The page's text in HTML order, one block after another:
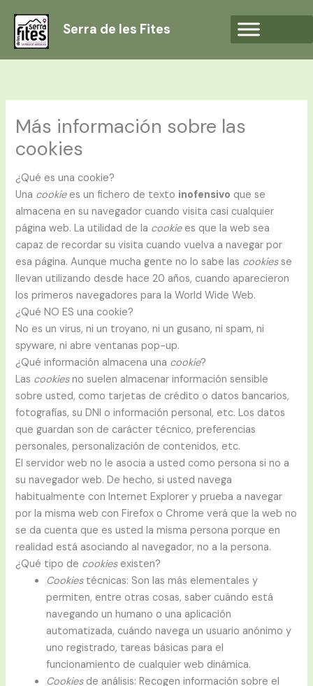
contingut
Serra de les Fites
Más información sobre las
cookies
¿Qué es una cookie?
Una cookiees un fichero de texto inofensivo que se
almacena en su navegador cuando visita casi cualquier
página web. La utilidad de la cookiees que la web sea
capaz de recordar su visita cuando vuelva a navegar por
esa página. Aunque mucha gente no lo sabe las cookiesse
llevan utilizando desde hace 20 años, cuando aparecieron
los primeros navegadores para la World Wide Web.
¿Qué NO ES una cookie?
No es un virus, ni un troyano, ni un gusano, ni spam, ni
spyware, ni abre ventanas pop-up.
¿Qué información almacena una cookie?
Las cookiesno suelen almacenar información sensible
sobre usted, como tarjetas de crédito o datos bancarios,
fotografías, su DNI o información personal, etc. Los datos
que guardan son de carácter técnico, preferencias
personales, personalización de contenidos, etc.
El servidor web no le asocia a usted como persona si no a
su navegador web. De hecho, si usted navega
habitualmente con Internet Explorer y prueba a navegar
por la misma web con Firefox o Chrome verá que la web no
se da cuenta que es usted la misma persona porque en
realidad está asociando al navegador, no a la persona.
¿Qué tipo de cookiesexisten?
Cookiestécnicas: Son las más elementales y
permiten, entre otras cosas, saber cuándo está
navegando un humano o una aplicación
automatizada, cuándo navega un usuario anónimo y
uno registrado, tareas básicas para el
funcionamiento de cualquier web dinámica.
Cookiesde análisis: Recogen información sobre el